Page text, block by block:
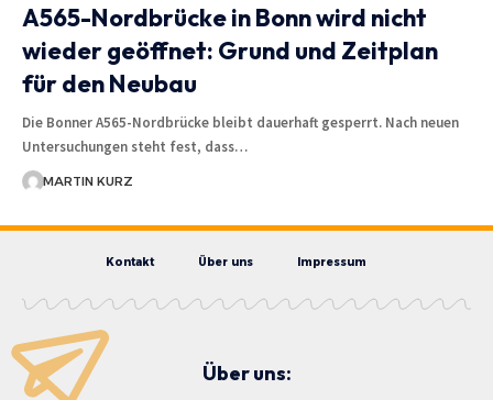
A565-Nordbrücke in Bonn wird nicht
wieder geöffnet: Grund und Zeitplan
für den Neubau
Die Bonner A565-Nordbrücke bleibt dauerhaft gesperrt. Nach neuen
Untersuchungen steht fest, dass…
MARTIN KURZ
Kontakt Über uns Impressum
Über uns: